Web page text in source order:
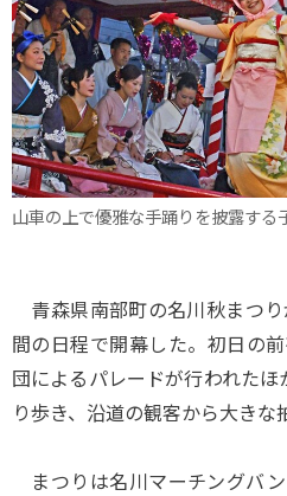
山車の上で優雅な手踊りを披露する
青森県南部町の名川秋まつ
間の日程で開幕した。初日の
団によるパレードが行われた
り歩き、沿道の観客から大きな
まつりは名川マーチングバ